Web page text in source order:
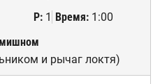
Р:1 Время:1:00
и рычаг локтя)